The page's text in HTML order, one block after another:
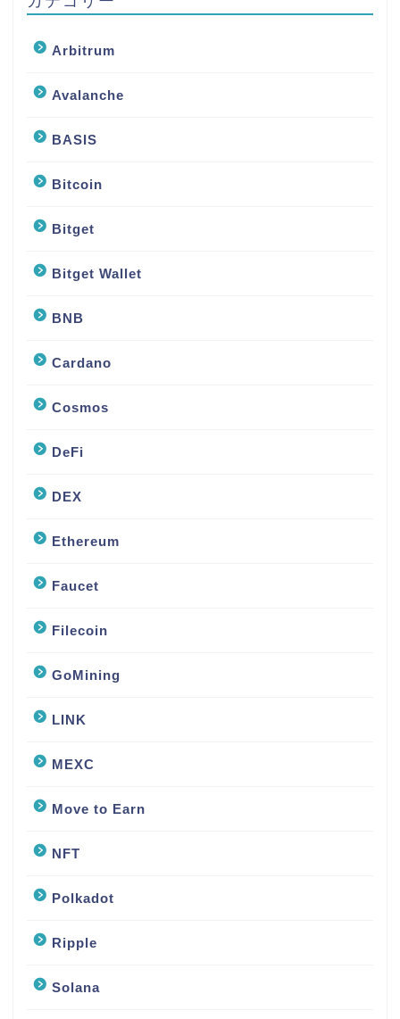
Arbitrum
Avalanche
BASIS
Bitcoin
Bitget
Bitget Wallet
BNB
Cardano
Cosmos
DeFi
DEX
Ethereum
Faucet
Filecoin
GoMining
LINK
MEXC
Move to Earn
NFT
Polkadot
Ripple
Solana